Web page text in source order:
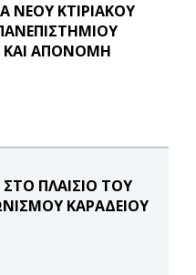
ΝΕΟΥ ΚΤΙΡΙΑΚΟΥ
ΚΑΙ ΑΠΟΝΟΜΗ
ΠΛΑΙΣΙΟ ΤΟΥ
ΚΑΡΑΔΕΙΟΥ